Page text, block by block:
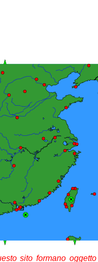
sito formano